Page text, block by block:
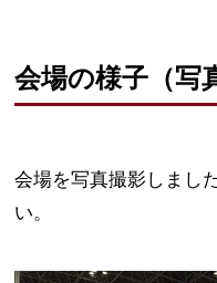
会場の様子（写
会場を写真撮影しまし
い。